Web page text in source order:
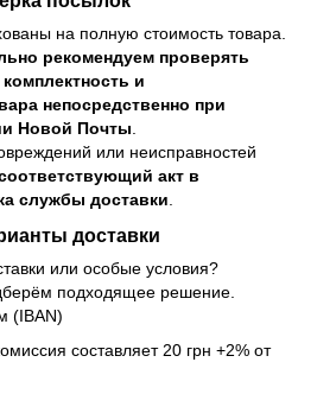
на полную стоимость товара.
рекомендуем проверять
и
непосредственно при
Новой Почты
или неисправностей
акт в
службы доставки
доставки
или особые условия?
подходящее решение.
(IBAN)
составляет 20 грн +2% от